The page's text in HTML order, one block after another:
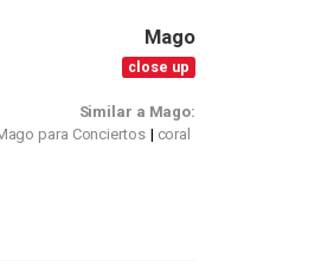
Mago
close up
Similar a Mago:
para Conciertos
coral